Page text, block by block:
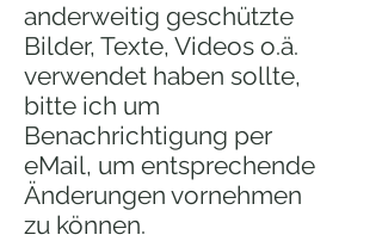
anderweitig geschützte
Bilder, Texte, Videos o.ä.
verwendet haben sollte,
bitte ich um
Benachrichtigung per
eMail, um entsprechende
Änderungen vornehmen
zu können.